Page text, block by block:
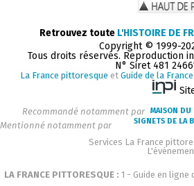
Retrouvez toute L'HISTOIRE DE
Copyright © 1999-
Tous droits réservés. Reproduction
N° Siret 481
La France pittoresque et Guide de la
Recommandé notamment par MAISON DU
Mentionné notamment par
SIGNETS DE LA
Services La France
LA FRANCE PITTORESQUE : 1 - Guide en ligne